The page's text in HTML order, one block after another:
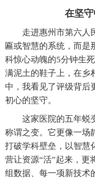
在坚
走进惠州市第六人
匾或智慧的系统，而是
科惊心动魄的5分钟生
满泥土的鞋子上，在乡
中，我看见了评级背后
初心的坚守。
这家医院的五年蜕变
称谓之变。它更像一场
打破学科壁垒，以智慧
营让资源“活”起来，更
组数据、每一项新技术